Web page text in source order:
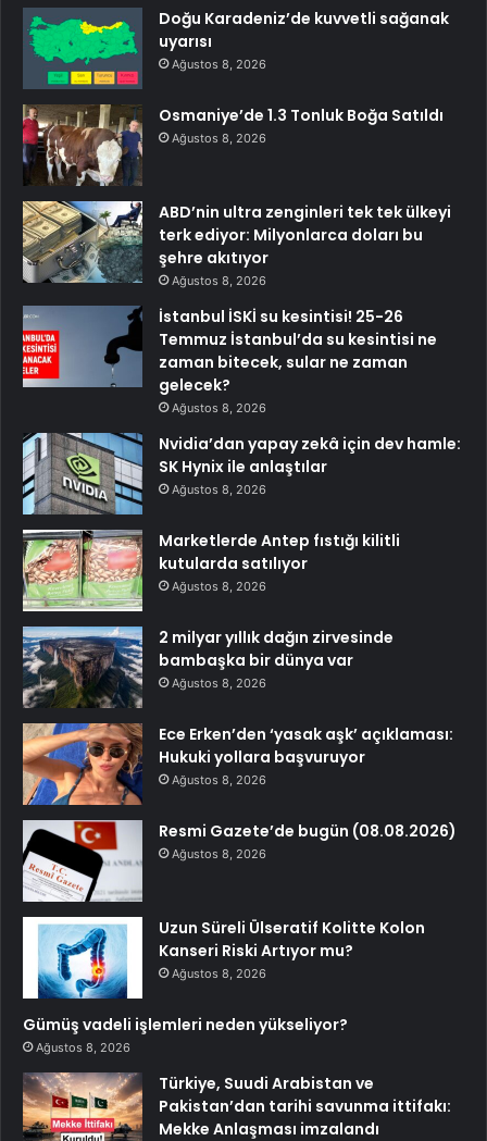
Doğu Karadeniz’de kuvvetli sağanak
uyarısı
Ağustos 8, 2026
Osmaniye’de 1.3 Tonluk Boğa Satıldı
Ağustos 8, 2026
ABD’nin ultra zenginleri tek tek ülkeyi
terk ediyor: Milyonlarca doları bu
şehre akıtıyor
Ağustos 8, 2026
İstanbul İSKİ su kesintisi! 25-26
Temmuz İstanbul’da su kesintisi ne
zaman bitecek, sular ne zaman
gelecek?
Ağustos 8, 2026
Nvidia’dan yapay zekâ için dev hamle:
SK Hynix ile anlaştılar
Ağustos 8, 2026
Marketlerde Antep fıstığı kilitli
kutularda satılıyor
Ağustos 8, 2026
2 milyar yıllık dağın zirvesinde
bambaşka bir dünya var
Ağustos 8, 2026
Ece Erken’den ‘yasak aşk’ açıklaması:
Hukuki yollara başvuruyor
Ağustos 8, 2026
Resmi Gazete’de bugün (08.08.2026)
Ağustos 8, 2026
Uzun Süreli Ülseratif Kolitte Kolon
Kanseri Riski Artıyor mu?
Ağustos 8, 2026
Gümüş vadeli işlemleri neden yükseliyor?
Ağustos 8, 2026
Türkiye, Suudi Arabistan ve
Pakistan’dan tarihi savunma ittifakı:
Mekke Anlaşması imzalandı